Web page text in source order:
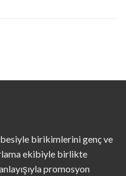
birikimlerini genç ve
ekibiyle birlikte
promosyon